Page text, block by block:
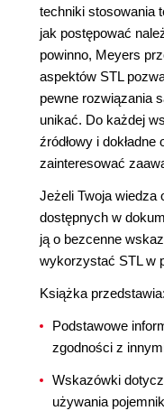
techniki stosowania
jak postępować
powinno, Meyers
aspektów STL
pewne rozwiązania
unikać. Do każdej
źródłowy i
zainteresować
Jeżeli Twoja wiedza
dostępnych w
ją o bezcenne
wykorzystać STL w
Książka przedstawia:
Podstawowe
zgodności z
Wskazówki
używania